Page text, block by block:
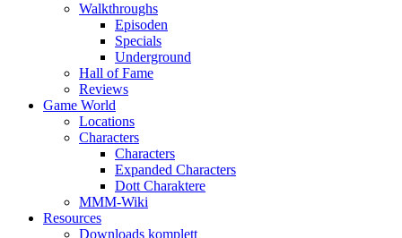
Walkthroughs
Episoden
Specials
Underground
Hall of Fame
Reviews
Game World
Locations
Characters
Characters
Expanded Characters
Dott Charaktere
MMM-Wiki
Resources
Downloads komplett